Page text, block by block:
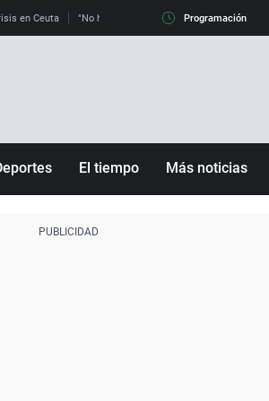
en Ceuta "No hay mafias, que no nos engañen":
Programación
El tiempo Más noticias